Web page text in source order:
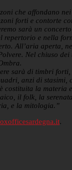
che affondano
forti e contorte
sarà un
repertorio e nella
All’aria aperta,
Nel chiuso
sarà di timbri
anzi di stasimi,
costituita la materia
il folk, la
e la mitologia.”
.